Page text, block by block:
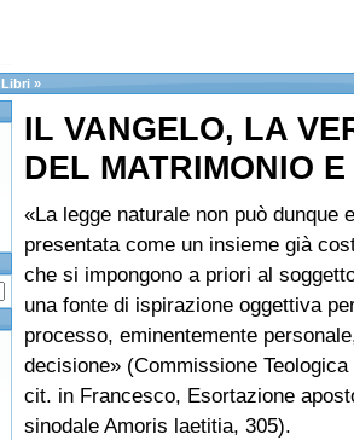
Libri »
IL VANGELO, LA
DEL MATRIMONIO
«La legge naturale non può dunque
presentata come un insieme già
che si impongono a priori al
una fonte di ispirazione oggettiva
processo, eminentemente
decisione» (Commissione
cit. in Francesco, Esortazione
sinodale Amoris laetitia, 305).